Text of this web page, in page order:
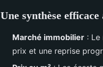
Une synthèse
Marché immobilier :
prix et une reprise